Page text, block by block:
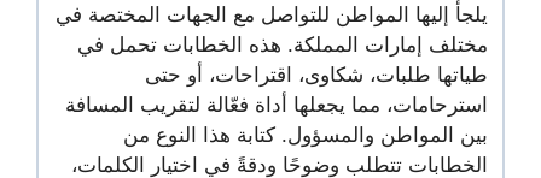
يلجأ إليها المواطن للتواصل مع الجهات المختصة في
مختلف إمارات المملكة. هذه الخطابات تحمل في
طياتها طلبات، شكاوى، اقتراحات، أو حتى
استرحامات، مما يجعلها أداة فعّالة لتقريب المسافة
بين المواطن والمسؤول. كتابة هذا النوع من
الخطابات تتطلب وضوحًا ودقةً في اختيار الكلمات،